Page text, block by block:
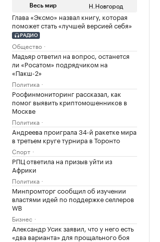
Весь мир Н.Новгород
Глава «Эксмо» назвал книгу, которая
поможет стать «лучшей версией себя»
РАДИО
Общество
Мадьяр ответил на вопрос, останется
ли «Росатом» подрядчиком на
«Пакш-2»
Политика
Росфинмониторинг рассказал, как
помог выявить криптомошенников в
Москве
Политика
Андреева проиграла 34-й ракетке мира
в третьем круге турнира в Торонто
Спорт
РПЦ ответила на призыв уйти из
Африки
Политика
Минпромторг сообщил об изучении
властями идей по поддержке селлеров
WB
Бизнес
Александр Усик заявил, что у него есть
«два варианта» для прощального боя